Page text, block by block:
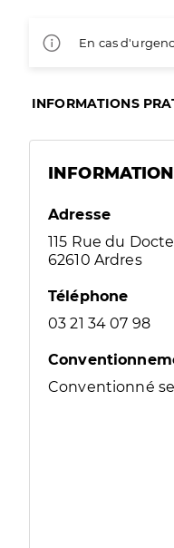
En cas
INFORMATIONS
Adresse
115 Rue du
62610 Ardres
Téléphone
03 21 34 07 98
Conventionné